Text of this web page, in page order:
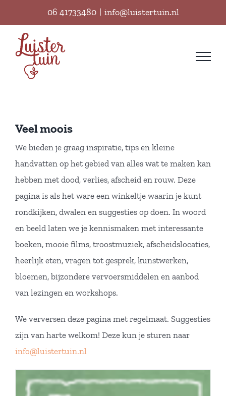
naar
inhoud
06 41733480 | info@luistertuin.nl
Veel moois
We bieden je graag inspiratie, tips en kleine
handvatten op het gebied van alles wat te maken kan
hebben met dood, verlies, afscheid en rouw. Deze
pagina is als het ware een winkeltje waarin je kunt
rondkijken, dwalen en suggesties op doen. In woord
en beeld laten we je kennismaken met interessante
boeken, mooie films, troostmuziek, afscheidslocaties,
heerlijk eten, vragen tot gesprek, kunstwerken,
bloemen, bijzondere vervoersmiddelen en aanbod
van lezingen en workshops.
We verversen deze pagina met regelmaat. Suggesties
zijn van harte welkom! Deze kun je sturen naar
info@luistertuin.nl